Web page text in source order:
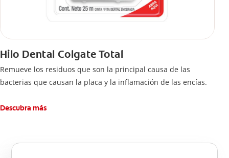
Hilo Dental Colgate Total
Remueve los residuos que son la principal causa de las
bacterias que causan la placa y la inflamación de las encías.
Descubra más